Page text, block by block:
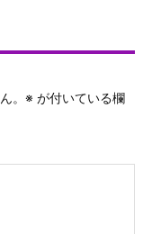
。 ※ が付いている欄